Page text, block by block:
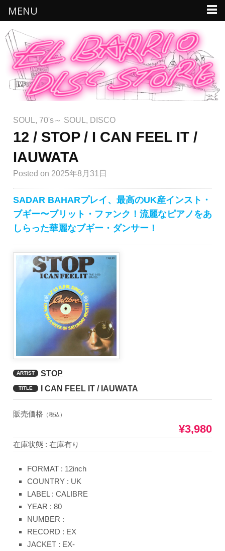
SOUL , 70's～ SOUL , DISCO
12 / STOP / I CAN FEEL IT /
IAUWATA
Posted on 2025年8月31日
SADAR BAHARプレイ、最高のUK産インスト・
ブギー〜ブリット・ファンク！流麗なピアノをあ
しらった華麗なブギー・ダンサー！
ARTIST STOP
TITLE I CAN FEEL IT / IAUWATA
販売価格 （税込）
¥3,980
在庫状態 : 在庫有り
FORMAT : 12inch
COUNTRY : UK
LABEL : CALIBRE
YEAR : 80
NUMBER :
RECORD : EX
JACKET : EX-
MENU